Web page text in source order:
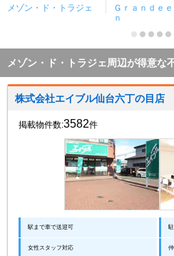
メゾン・ド・トラジェ
Ｇｒａｎｄｅ
ｎ
メゾン・ド・トラジェ周辺が得意な
株式会社エイブル仙台六丁の目店
掲載物件数:3582件
駅まで車で送迎可
女性スタッフ対応